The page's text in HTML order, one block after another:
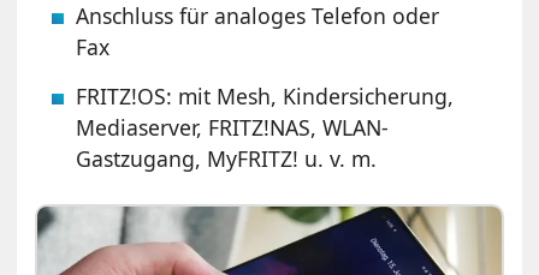
Anschluss für analoges Telefon oder
Fax
FRITZ!OS: mit Mesh, Kindersicherung,
Mediaserver, FRITZ!NAS, WLAN-
Gastzugang, MyFRITZ! u. v. m.